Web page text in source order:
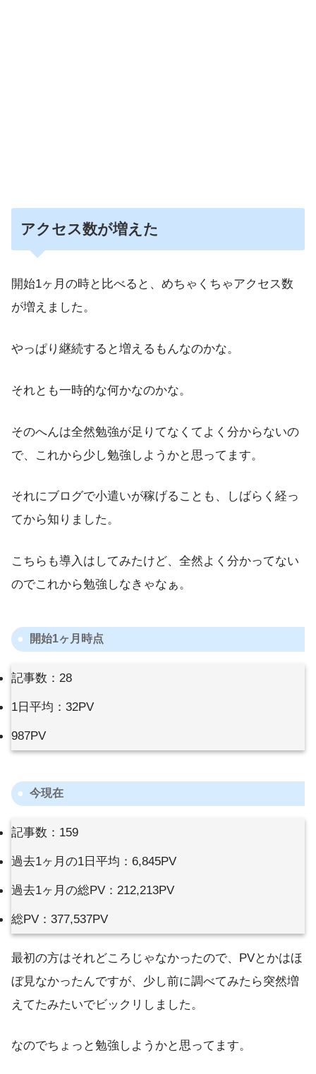
アクセス数が増えた
開始1ヶ月の時と比べると、めちゃくちゃアクセス数
が増えました。
やっぱり継続すると増えるもんなのかな。
それとも一時的な何かなのかな。
そのへんは全然勉強が足りてなくてよく分からないの
で、これから少し勉強しようかと思ってます。
それにブログで小遣いが稼げることも、しばらく経っ
てから知りました。
こちらも導入はしてみたけど、全然よく分かってない
のでこれから勉強しなきゃなぁ。
開始1ヶ月時点
記事数：28
1日平均：32PV
987PV
今現在
記事数：159
過去1ヶ月の1日平均：6,845PV
過去1ヶ月の総PV：212,213PV
総PV：377,537PV
最初の方はそれどころじゃなかったので、PVとかはほ
ぼ見なかったんですが、少し前に調べてみたら突然増
えてたみたいでビックリしました。
なのでちょっと勉強しようかと思ってます。